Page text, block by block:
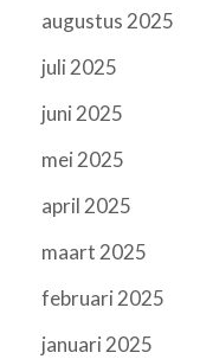
augustus 2025
juli 2025
juni 2025
mei 2025
april 2025
maart 2025
februari 2025
januari 2025